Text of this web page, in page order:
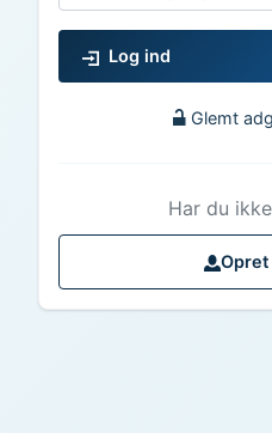
Log ind
Glemt
Har du